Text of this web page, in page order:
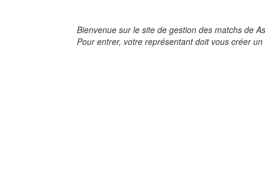
Bienvenue sur le site de gestion des matchs de
Pour entrer, votre représentant doit vous créer